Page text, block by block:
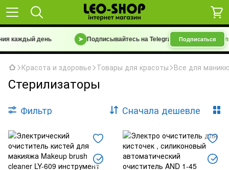
каждый день ➤ Подписывайтесь на Telegram-каналПодписаться
Красота и здоровье Товары для красоты Все для
Стерилизаторы
Фильтр Сначала дешевле